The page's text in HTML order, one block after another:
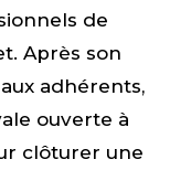
de
Après son
adhérents,
ouverte à
clôturer une